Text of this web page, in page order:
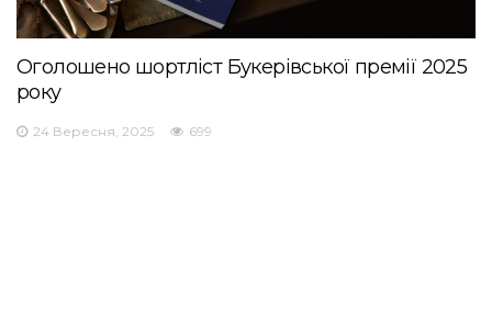
Оголошено шортліст Букерівської премії 2025
року
24 Вересня, 2025 699